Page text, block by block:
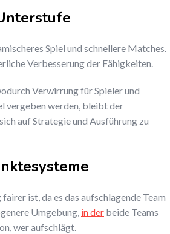
Spiel und schnellere Matches.
Verbesserung der Fähigkeiten.
Verwirrung für Spieler und
vergeben werden, bleibt der
auf Strategie und Ausführung zu
ist, da es das aufschlagende Team
Umgebung, in der beide Teams
wer aufschlägt.